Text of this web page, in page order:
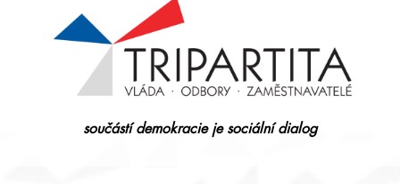
součástí demokracie je sociální dialog